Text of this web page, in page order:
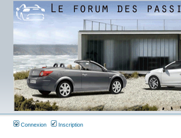
Connexion Inscription